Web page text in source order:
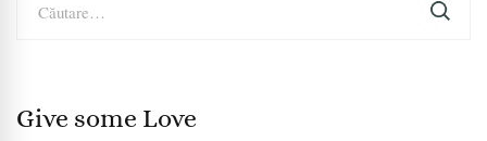
după:
Give some Love